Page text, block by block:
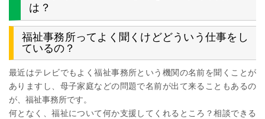
は？
福祉事務所ってよく聞くけどどういう仕事をし
ているの？
最近はテレビでもよく福祉事務所という機関の名前を聞くことが
ありますし、母子家庭などの問題で名前が出て来ることもあるの
が、福祉事務所です。
何となく、福祉について何か支援してくれるところ？相談できる